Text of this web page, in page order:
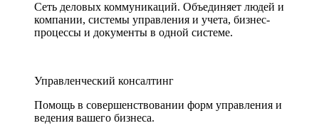
Сеть деловых коммуникаций. Объединяет людей и
компании, системы управления и учета, бизнес-
процессы и документы в одной системе.
Управленческий консалтинг
Помощь в совершенствовании форм управления и
ведения вашего бизнеса.